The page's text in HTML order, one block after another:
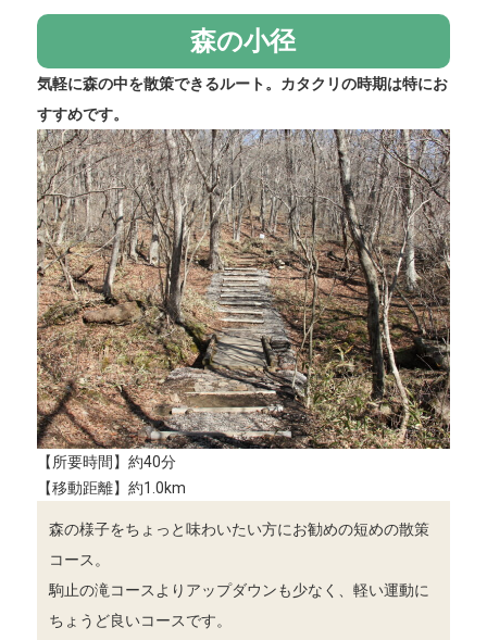
森の小径
気軽に森の中を散策できるルート。カタクリの時期は特にお
すすめです。
【所要時間】約40分
【移動距離】約1.0km
森の様子をちょっと味わいたい方にお勧めの短めの散策
コース。
駒止の滝コースよりアップダウンも少なく、軽い運動に
ちょうど良いコースです。